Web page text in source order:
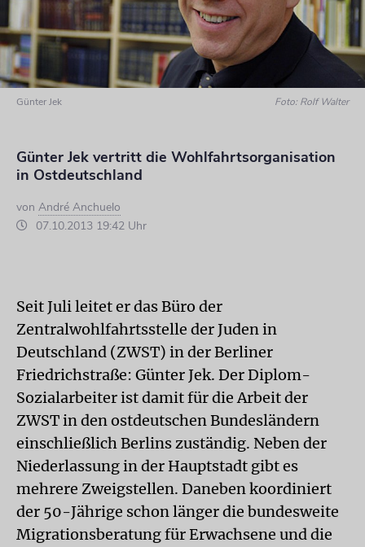
Günter Jek Foto: Rolf Walter
Günter Jek vertritt die Wohlfahrtsorganisation
in Ostdeutschland
von André Anchuelo
07.10.2013 19:42 Uhr
Seit Juli leitet er das Büro der
Zentralwohlfahrtsstelle der Juden in
Deutschland (ZWST) in der Berliner
Friedrichstraße: Günter Jek. Der Diplom-
Sozialarbeiter ist damit für die Arbeit der
ZWST in den ostdeutschen Bundesländern
einschließlich Berlins zuständig. Neben der
Niederlassung in der Hauptstadt gibt es
mehrere Zweigstellen. Daneben koordiniert
der 50-Jährige schon länger die bundesweite
Migrationsberatung für Erwachsene und die